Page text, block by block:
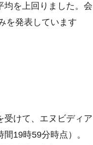
均を上回りました。会
を発表しています
受けて、エヌビディア
19時59分時点）。